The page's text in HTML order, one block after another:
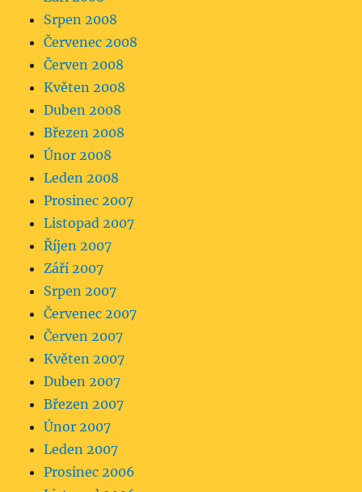
Srpen 2008
Červenec 2008
Červen 2008
Květen 2008
Duben 2008
Březen 2008
Únor 2008
Leden 2008
Prosinec 2007
Listopad 2007
Říjen 2007
Září 2007
Srpen 2007
Červenec 2007
Červen 2007
Květen 2007
Duben 2007
Březen 2007
Únor 2007
Leden 2007
Prosinec 2006